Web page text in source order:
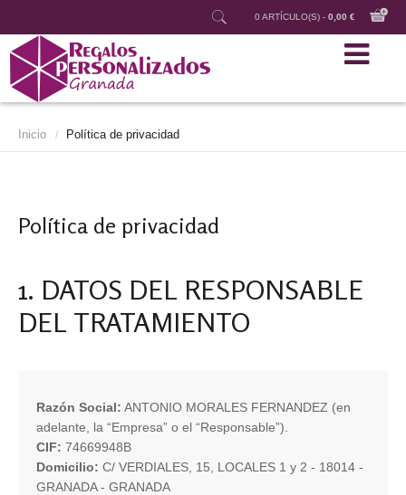
0 ARTÍCULO(S) - 0,00 €
Inicio / Política de privacidad
Política de privacidad
1. DATOS DEL RESPONSABLE
DEL TRATAMIENTO
Razón Social: ANTONIO MORALES FERNANDEZ (en
adelante, la “Empresa” o el “Responsable”).
CIF: 74669948B
Domicilio: C/ VERDIALES, 15, LOCALES 1 y 2 - 18014 -
GRANADA - GRANADA